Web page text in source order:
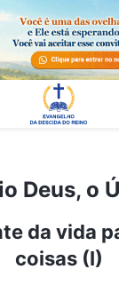
Deus, o
da vida
coisas (I)